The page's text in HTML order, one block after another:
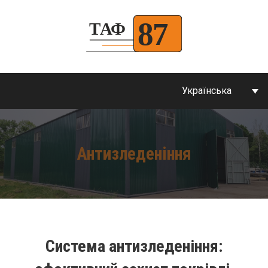
Українська
Антизледеніння
Система антизледеніння: